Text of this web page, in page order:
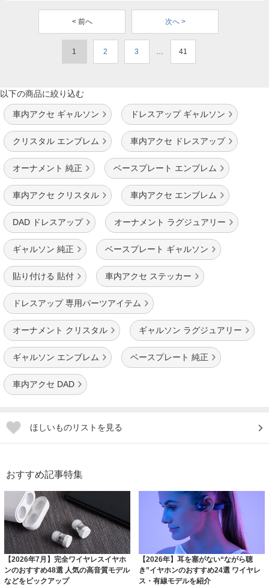
< 前へ 次へ >
1 2 3 … 41
以下の商品に絞り込む
車内アクセ ギャルソン ドレスアップ ギャルソン
クリスタル エンブレム 車内アクセ ドレスアップ
オーナメント 純正 ベースプレート エンブレム
車内アクセ クリスタル 車内アクセ エンブレム
DAD ドレスアップ オーナメント ラグジュアリー
ギャルソン 純正 ベースプレート ギャルソン
貼り付ける 貼付 車内アクセ ステッカー
ドレスアップ 専用パーツアイテム
オーナメント クリスタル ギャルソン ラグジュアリー
ギャルソン エンブレム ベースプレート 純正
車内アクセ DAD
ほしいものリストを見る
おすすめ記事特集
【2026年7月】完全ワイヤレスイヤホ
ンのおすすめ48選 人気の高音質モデル
などをピックアップ
【2026年】耳を塞がない“ながら聴
き”イヤホンのおすすめ24選 ワイヤレ
ス・有線モデルを紹介